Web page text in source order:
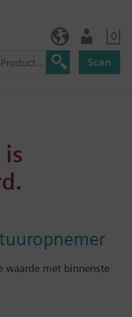
0
Scan
waarde met binnenste